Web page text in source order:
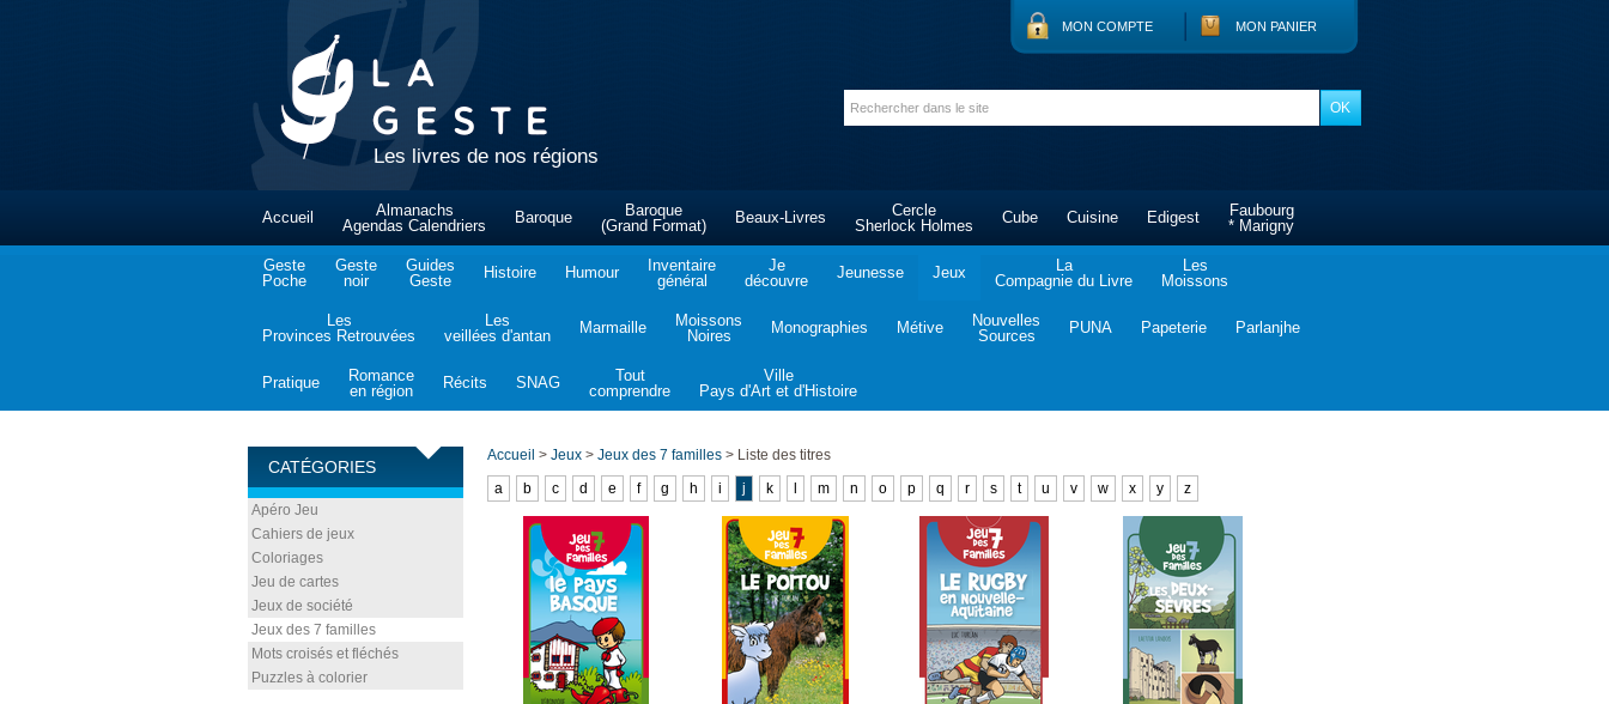
Les livres de nos régions
MON COMPTE MON PANIER
Accueil
Almanachs
Agendas Calendriers
Baroque
Baroque
(Grand Format)
Beaux-Livres
Cercle
Sherlock Holmes
Cube Cuisine Edigest
Faubourg
* Marigny
Geste
Poche
Geste
noir
Guides
Geste
Histoire Humour
Inventaire
général
Je
découvre
Jeunesse Jeux
La
Compagnie du Livre
Les
Moissons
Les
Provinces Retrouvées
Les
veillées d'antan
Marmaille
Moissons
Noires
Monographies Métive
Nouvelles
Sources
PUNA Papeterie Parlanjhe
Pratique
Romance
en région
Récits SNAG
Tout
comprendre
Ville
Pays d'Art et d'Histoire
CATÉGORIES
Apéro Jeu
Cahiers de jeux
Coloriages
Jeu de cartes
Jeux de société
Jeux des 7 familles
Mots croisés et fléchés
Puzzles à colorier
Accueil > Jeux > Jeux des 7 familles > Liste des titres
a
b c d e f g h i j k m n o p q r s t u v w x y z